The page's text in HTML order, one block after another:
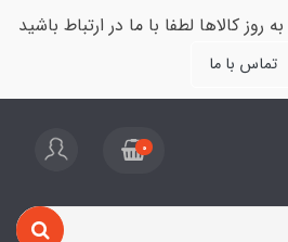
کالاها لطفا با ما در ارتباط باشید
تماس با ما
0